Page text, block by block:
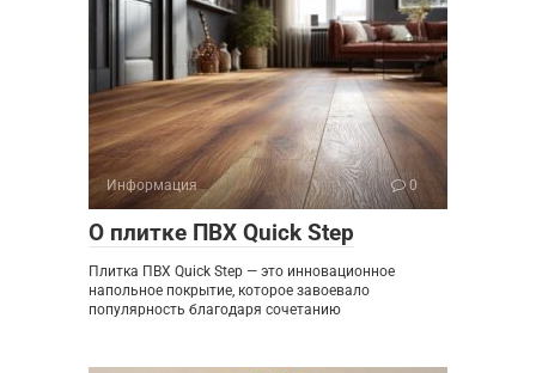
Информация 0
О плитке ПВХ Quick Step
Плитка ПВХ Quick Step — это инновационное
напольное покрытие, которое завоевало
популярность благодаря сочетанию